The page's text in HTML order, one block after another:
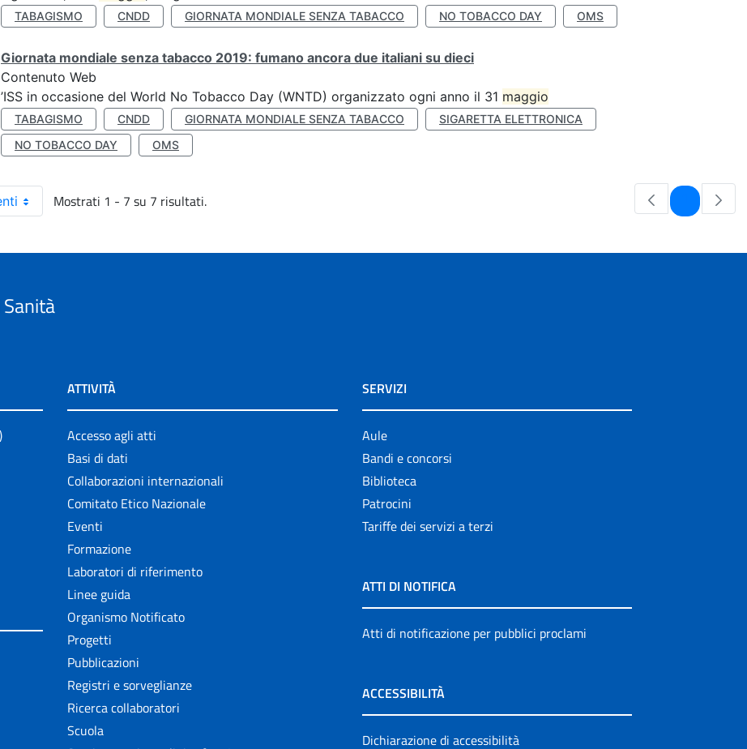
TABAGISMO CNDD GIORNATA MONDIALE SENZA TABACCO NO TOBACCO DAY OMS
Giornata mondiale senza tabacco 2019: fumano ancora due italiani su dieci
Contenuto Web
’ISS in occasione del World No Tobacco Day (WNTD) organizzato ogni anno il 31 maggio
TABAGISMO CNDD GIORNATA MONDIALE SENZA TABACCO
SIGARETTA ELETTRONICA
NO TOBACCO DAY
OMS
Mostrati 1 - 7 su 7 risultati. Pagina
ATTIVITÀ
Accesso agli atti
Basi di dati
Collaborazioni internazionali
Comitato Etico Nazionale
Eventi
Formazione
Laboratori di riferimento
Linee guida
Organismo Notificato
Progetti
Pubblicazioni
Registri e sorveglianze
Ricerca collaboratori
Scuola
SERVIZI
Aule
Bandi e concorsi
Biblioteca
Patrocini
Tariffe dei servizi a terzi
ATTI DI NOTIFICA
Atti di notificazione per pubblici proclami
ACCESSIBILITÀ
Dichiarazione di accessibilità